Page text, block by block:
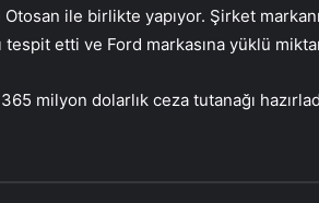
ile birlikte yapıyor. Şirket
tespit etti ve Ford markasına yüklü
milyon dolarlık ceza tutanağı